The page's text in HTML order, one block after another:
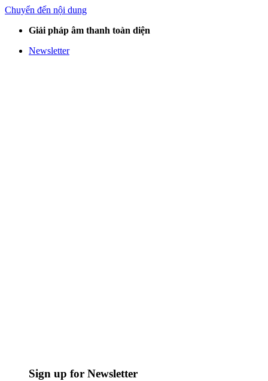
Chuyển đến nội dung
Giải pháp âm thanh toàn diện
Newsletter
Sign up for Newsletter